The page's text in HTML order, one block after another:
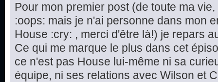
Pour mon premier post (de toute ma
:oops: mais je n'ai personne dans mon
House :cry: , merci d'être là!) je repars
Ce qui me marque le plus dans cet
ce n'est pas House lui-même ni sa
équipe, ni ses relations avec Wilson et